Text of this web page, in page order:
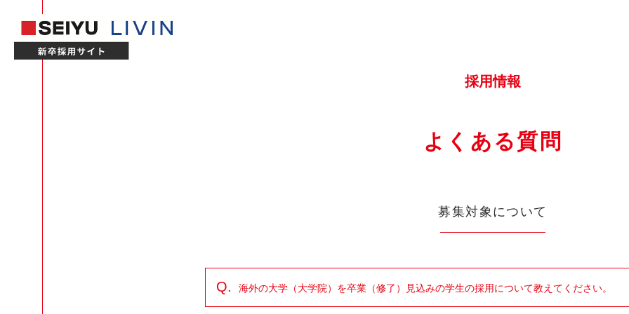
採用情報
よくある質問
募集対象について
Q. 海外の大学（大学院）を卒業（修了）見込みの学生の採用について教えてください。